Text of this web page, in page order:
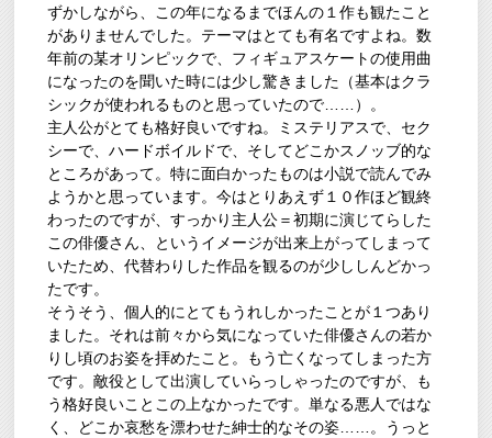
ずかしながら、この年になるまでほんの１作も観たこと
がありませんでした。テーマはとても有名ですよね。数
年前の某オリンピックで、フィギュアスケートの使用曲
になったのを聞いた時には少し驚きました（基本はクラ
シックが使われるものと思っていたので……）。
主人公がとても格好良いですね。ミステリアスで、セク
シーで、ハードボイルドで、そしてどこかスノッブ的な
ところがあって。特に面白かったものは小説で読んでみ
ようかと思っています。今はとりあえず１０作ほど観終
わったのですが、すっかり主人公＝初期に演じてらした
この俳優さん、というイメージが出来上がってしまって
いたため、代替わりした作品を観るのが少ししんどかっ
たです。
そうそう、個人的にとてもうれしかったことが１つあり
ました。それは前々から気になっていた俳優さんの若か
りし頃のお姿を拝めたこと。もう亡くなってしまった方
です。敵役として出演していらっしゃったのですが、も
う格好良いことこの上なかったです。単なる悪人ではな
く、どこか哀愁を漂わせた紳士的なその姿……。うっと